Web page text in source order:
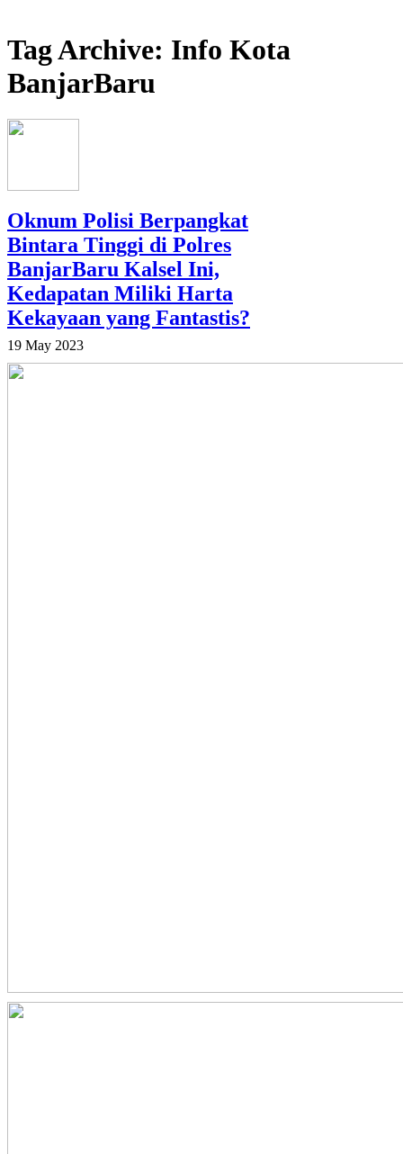
Tag Archive: Info Kota
BanjarBaru
Oknum Polisi Berpangkat
Bintara Tinggi di Polres
BanjarBaru Kalsel Ini,
Kedapatan Miliki Harta
Kekayaan yang Fantastis?
19 May 2023